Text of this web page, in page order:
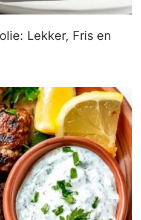
Lekker, Fris en